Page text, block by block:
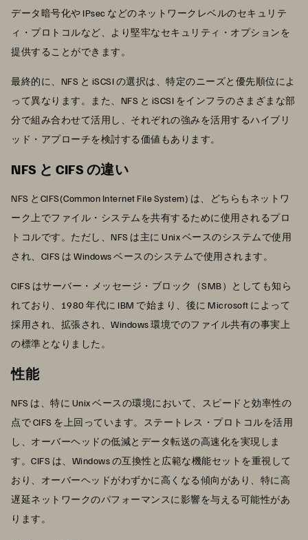
データ暗号化や IPsec などのネットワークレベルのセキュリテ
ィ・プロトコルなど、より堅牢なセキュリティ・オプションを
提供することができます。
最終的に、NFS と iSCSI の選択は、特定のニーズと優先順位によ
って異なります。また、NFS と iSCSI をインフラのさまざまな部
分で組み合わせて活用し、それぞれの強みを活用するハイブリ
ッド・アプローチを検討する価値もあります。
NFS と CIFS の違い
NFS とCIFS(Common Internet File System) は、どちらもネットワ
ーク上でファイル・システムを共有するために使用されるプロ
トコルです。ただし、NFS は主に Unix ベースのシステムで使用
され、CIFS は Windows ベースのシステムで使用されます。
CIFS はサーバー・メッセージ・ブロック（SMB）としても知ら
れており、1980 年代に IBM で始まり、後に Microsoft によって
採用され、拡張され、Windows 環境でのファイル共有の事実上
の標準となりました。
性能
NFS は、特に Unix ベースの環境において、スピードと効率性の
点で CIFS を上回っています。ステートレス・プロトコルを活用
し、オーバーヘッドの低減とデータ転送の高速化を実現しま
す。CIFS は、Windows の互換性と広範な機能セットを重視して
おり、オーバーヘッドがわずかに高くなる傾向があり、特に高
遅延ネットワークのパフォーマンスに影響を与える可能性があ
ります。